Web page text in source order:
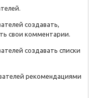
создавать,
свои комментарии.
создавать списки
рекомендациями